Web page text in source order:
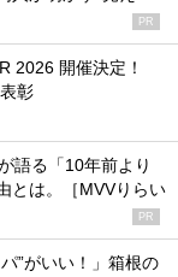
PR
2026 開催決定！
彰
語る「10年前より
とは。［MVVりらい
PR
”がいい！」箱根の